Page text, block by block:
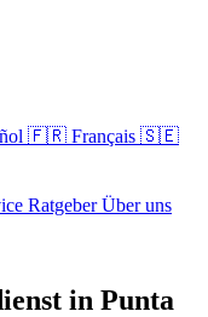
🇫🇷 Français 🇸🇪
RatgeberÜber uns
in Punta